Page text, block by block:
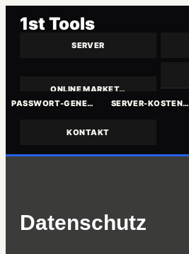
1st Tools
SERVER
ONLINE MARKET…
PASSWORT-GENE… SERVER-KOSTEN…
KONTAKT
Datenschutz